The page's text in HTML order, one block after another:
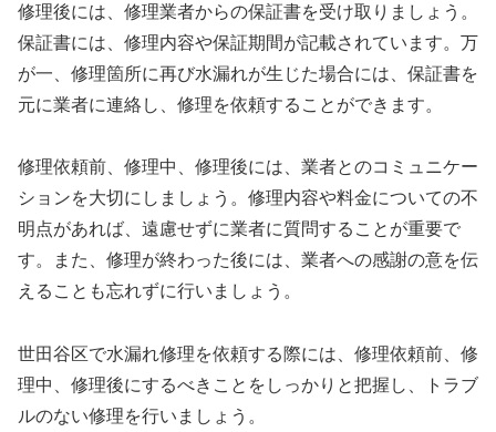
修理後には、修理業者からの保証書を受け取りましょう。
保証書には、修理内容や保証期間が記載されています。万
が一、修理箇所に再び水漏れが生じた場合には、保証書を
元に業者に連絡し、修理を依頼することができます。
修理依頼前、修理中、修理後には、業者とのコミュニケー
ションを大切にしましょう。修理内容や料金についての不
明点があれば、遠慮せずに業者に質問することが重要で
す。また、修理が終わった後には、業者への感謝の意を伝
えることも忘れずに行いましょう。
世田谷区で水漏れ修理を依頼する際には、修理依頼前、修
理中、修理後にするべきことをしっかりと把握し、トラブ
ルのない修理を行いましょう。